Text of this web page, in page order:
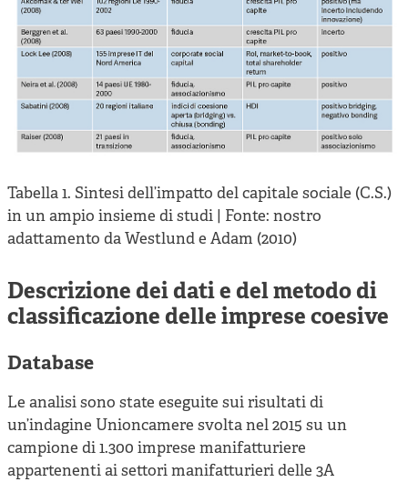
Tabella 1. Sintesi dell’impatto del capitale sociale (C.S.)
in un ampio insieme di studi | Fonte: nostro
adattamento da Westlund e Adam (2010)
Descrizione dei dati e del metodo di
classificazione delle imprese coesive
Database
Le analisi sono state eseguite sui risultati di
un’indagine Unioncamere svolta nel 2015 su un
campione di 1.300 imprese manifatturiere
appartenenti ai settori manifatturieri delle 3A